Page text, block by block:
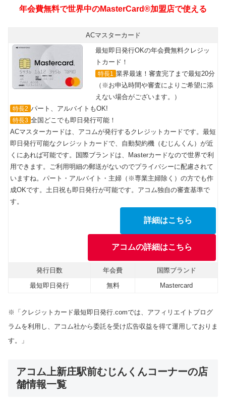
年会費無料で世界中のMasterCard®加盟店で使える
ACマスターカード
最短即日発行OKの年会費無料クレジッ
トカード！
特長1 業界最速！審査完了まで最短20分
（※お申込時間や審査によりご希望に添
えない場合がございます。）
特長2 パート、アルバイトもOK!
特長3 全国どこでも即日発行可能！
ACマスターカードは、アコムが発行するクレジットカードです。最短
即日発行可能なクレジットカードで、自動契約機（むじんくん）が近
くにあれば可能です。国際ブランドは、Masterカードなので世界で利
用できます。ご利用明細の郵送がないのでプライバシーに配慮されて
いますね。パート・アルバイト・主婦（※専業主婦除く）の方でも作
成OKです。土日祝も即日発行が可能です。アコム独自の審査基準で
す。
詳細はこちら
アコムの詳細はこちら
発行日数 年会費
国際ブランド
最短即日発行
無料 Mastercard
※「クレジットカード最短即日発行.comでは、アフィリエイトプログ
ラムを利用し、アコム社から委託を受け広告収益を得て運用しておりま
す。」
アコム上新庄駅前むじんくんコーナーの店
舗情報一覧